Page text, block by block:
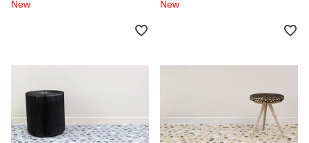
New New